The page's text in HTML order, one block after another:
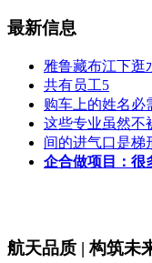
最新信息
雅鲁藏布江下逛
共有员工5
购车上的姓名必
这些专业虽然不
间的进气口是梯
企合做项目：很
航天品质 | 构筑未